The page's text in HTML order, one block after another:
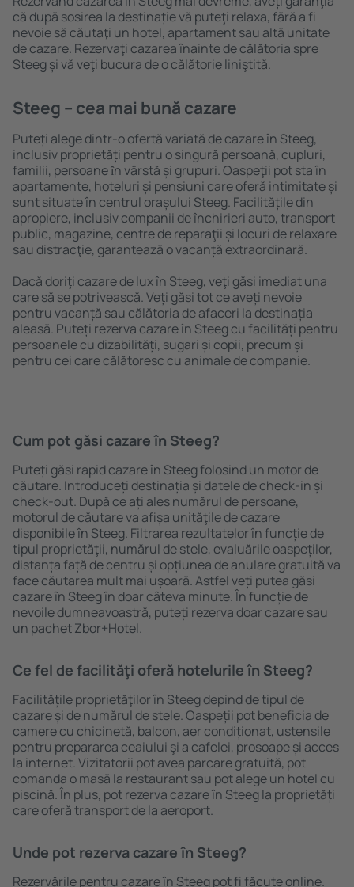
că după sosirea la destinație vă puteţi relaxa, fără a fi
nevoie să căutaţi un hotel, apartament sau altă unitate
de cazare. Rezervaţi cazarea înainte de călătoria spre
Steeg și vă veţi bucura de o călătorie liniştită.
Steeg – cea mai bună cazare
Puteți alege dintr-o ofertă variată de cazare în Steeg,
inclusiv proprietăți pentru o singură persoană, cupluri,
familii, persoane ȋn vârstă și grupuri. Oaspeţii pot sta în
apartamente, hoteluri și pensiuni care oferă intimitate și
sunt situate în centrul orașului Steeg. Facilitățile din
apropiere, inclusiv companii de închirieri auto, transport
public, magazine, centre de reparaţii și locuri de relaxare
sau distracţie, garantează o vacanță extraordinară.
Dacă doriţi cazare de lux în Steeg, veţi găsi imediat una
care să se potrivească. Veți găsi tot ce aveți nevoie
pentru vacanță sau călătoria de afaceri la destinația
aleasă. Puteți rezerva cazare în Steeg cu facilități pentru
persoanele cu dizabilități, sugari și copii, precum și
pentru cei care călătoresc cu animale de companie.
Cum pot găsi cazare în Steeg?
Puteți găsi rapid cazare în Steeg folosind un motor de
căutare. Introduceți destinația și datele de check-in și
check-out. După ce ați ales numărul de persoane,
motorul de căutare va afișa unităţile de cazare
disponibile în Steeg. Filtrarea rezultatelor în funcție de
tipul proprietăţii, numărul de stele, evaluările oaspeților,
distanța față de centru și opțiunea de anulare gratuită va
face căutarea mult mai ușoară. Astfel veți putea găsi
cazare în Steeg în doar câteva minute. În funcție de
nevoile dumneavoastră, puteți rezerva doar cazare sau
un pachet Zbor+Hotel.
Ce fel de facilităţi oferă hotelurile în Steeg?
Facilitățile proprietăţilor în Steeg depind de tipul de
cazare și de numărul de stele. Oaspeții pot beneficia de
camere cu chicinetă, balcon, aer condiționat, ustensile
pentru prepararea ceaiului şi a cafelei, prosoape și acces
la internet. Vizitatorii pot avea parcare gratuită, pot
comanda o masă la restaurant sau pot alege un hotel cu
piscină. În plus, pot rezerva cazare în Steeg la proprietăți
care oferă transport de la aeroport.
Unde pot rezerva cazare în Steeg?
Rezervările pentru cazare în Steeg pot fi făcute online.